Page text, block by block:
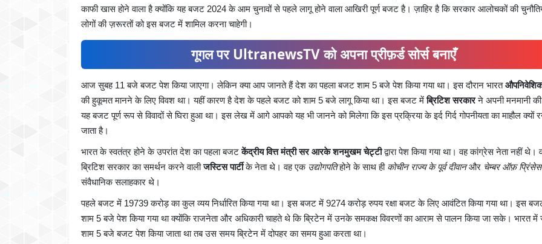
काफी खास होने वाला है क्योंकि यह बजट 2024 के आम चुनावों से पहले लागू होने वाला आखिरी पूर्ण बजट है। ज़ाहिर है कि सरकार आलोचकों की
लोगों की ज़रूरतों को इस बजट में शामिल करना चाहेगी।
गूगल पर UltranewsTV को अपना प्रीफ़र्ड सोर्स बनाएँ
आज सुबह 11 बजे बजट पेश किया जाएगा। लेकिन क्या आप जानते हैं देश का पहला बजट शाम 5 बजे पेश किया गया था। इस दौरान भारतऔपनिवेशिक
की हुकूमत मानने के लिए विवश था। यहीं कारण है देश के पहले बजट को शाम 5 बजे लागू किया था। इस बजट मेंब्रिटिश सरकारने अपनी मनमानी
यह बजट पूर्ण रूप से विवादों से घिरा हुआ था। इस लेख में आगे आपको यह भी जानने को मिलेगा कि इस प्रक्रिया के इर्द गिर्द गोपनीयता का माहौल क्यों
जाता है।
भारत के स्वतंत्र होने के उपरांत देश का पहला बजटकेंद्रीय वित्त मंत्री सर आरके शनमुखम चेट्टीद्वारा पेश किया गया था। वह कांग्रेस नेता नहीं थे।
ब्रिटिश सरकार का समर्थन करने वालीजस्टिस पार्टीके नेता थे। वह एक उद्योगपतिहोने के साथ ही कोचीन राज्य के पूर्व दीवानऔर चेम्बर ऑफ़ प्रिंसेस
संवैधानिक सलाहकार थे।
पहले बजट में 19739 करोड़ का कुल व्यय निर्धारित किया गया था। इस बजट में 9274 करोड़ रुपय रक्षा बजट के लिए आवंटित किया गया था। इस
शाम 5 बजे पेश किया गया था क्योंकि राजनेता और अधिकारी चाहते थे कि ब्रिटेन में उनके समकक्ष विवरणों का आराम से पालन किया जा सके। भारत में
शाम 5 बजे बजट पेश किया जाता था तब उस समय ब्रिटेन में दोपहर का समय हुआ करता था।